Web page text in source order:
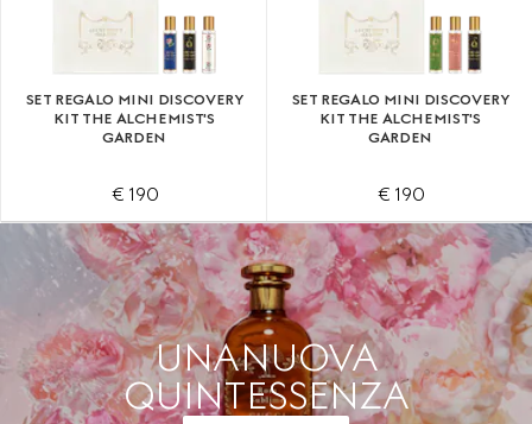
SET REGALO MINI DISCOVERY
KIT THE ALCHEMIST'S
GARDEN
€ 190
SET REGALO MINI DISCOVERY
KIT THE ALCHEMIST'S
GARDEN
€ 190
UNA NUOVA
QUINTESSENZA